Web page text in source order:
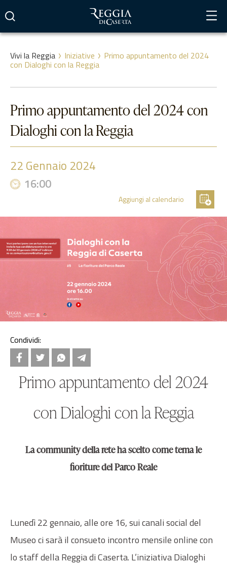
contenuto
Vivi la Reggia Iniziative Primo appuntamento del 2024
con Dialoghi con la Reggia
Primo appuntamento del 2024 con
Dialoghi con la Reggia
22 Gennaio 2024
16:00
Aggiungi al calendario
Condividi:
Primo appuntamento del 2024
con Dialoghi con la Reggia
La community della rete ha scelto come tema le
fioriture del Parco Reale
Lunedì 22 gennaio, alle ore 16, sui canali social del
Museo ci sarà il consueto incontro mensile online con
lo staff della Reggia di Caserta. L’iniziativa Dialoghi